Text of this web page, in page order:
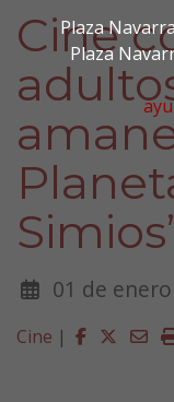
Plaza
Plaza
Cine
01 de
Cine | Facebook